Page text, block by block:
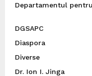
Departamentul
DGSAPC
Diaspora
Diverse
Dr. Ion I. Jinga